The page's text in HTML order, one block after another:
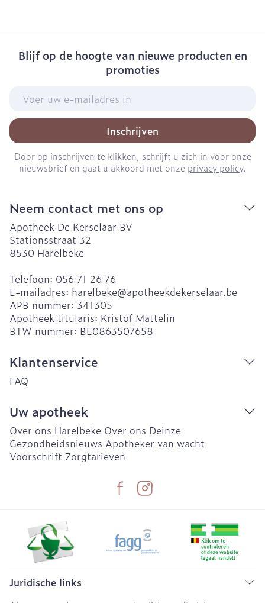
Blijf op de hoogte van nieuwe producten en
promoties
Inschrijven
Door op inschrijven te klikken, schrijft u zich in voor onze
nieuwsbrief en gaat u akkoord met onze privacy policy.
Neem contact met ons op
Apotheek De Kerselaar BV
Stationsstraat 32
8530 Harelbeke
Telefoon: 056 71 26 76
E-mailadres: harelbeke@apotheekdekerselaar.be
APB nummer: 341305
Apotheek titularis: Kristof Mattelin
BTW nummer: BE0863507658
Klantenservice
FAQ
Uw apotheek
Over ons Harelbeke Over ons Deinze
Gezondheidsnieuws Apotheker van wacht
Voorschrift Zorgtarieven
Juridische links